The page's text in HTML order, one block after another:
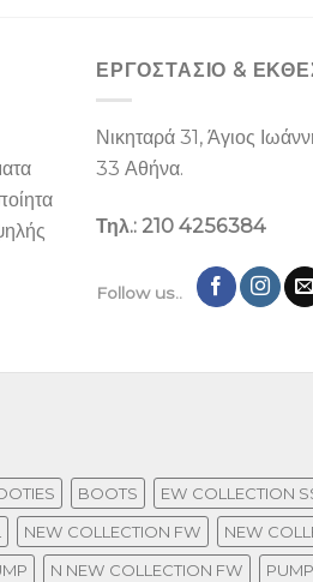
ΕΡΓΟΣΤΑΣΙΌ &
Νικηταρά 31, Άγιος
33 Αθήνα.
Τηλ.: 210 4256384
Follow us..
BOOTS EW COLLECTION
NEW COLLECTION FW NEW
N NEW COLLECTION FW PUMP